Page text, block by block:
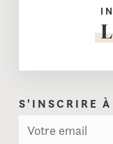
S'INSCRIRE À